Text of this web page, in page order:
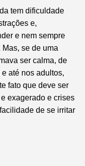
tem dificuldade
e,
e nem sempre
se de uma
ser calma, de
até nos adultos,
fato que deve ser
exagerado e crises
de se irritar